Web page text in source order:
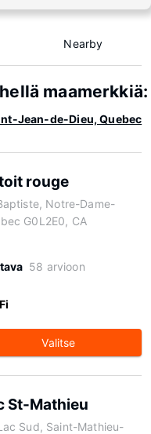
Nearby
Jean-de-Dieu, Quebec
rouge
Notre-Dame-
G0L2E0, CA
58 arvioon
Valitse
St-Mathieu
Sud, Saint-Mathieu-